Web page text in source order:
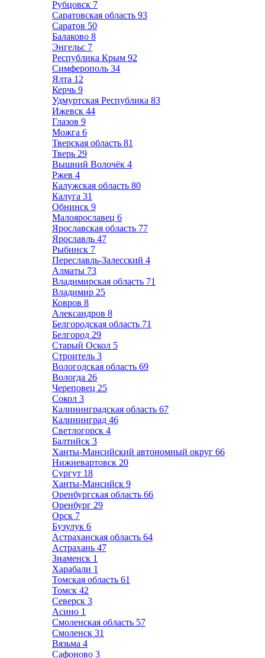
Рубцовск 7
Саратовская область 93
Саратов 50
Балаково 8
Энгельс 7
Республика Крым 92
Симферополь 34
Ялта 12
Керчь 9
Удмуртская Республика 83
Ижевск 44
Глазов 9
Можга 6
Тверская область 81
Тверь 29
Вышний Волочёк 4
Ржев 4
Калужская область 80
Калуга 31
Обнинск 9
Малоярославец 6
Ярославская область 77
Ярославль 47
Рыбинск 7
Переславль-Залесский 4
Алматы 73
Владимирская область 71
Владимир 25
Ковров 8
Александров 8
Белгородская область 71
Белгород 29
Старый Оскол 5
Строитель 3
Вологодская область 69
Вологда 26
Череповец 25
Сокол 3
Калининградская область 67
Калининград 46
Светлогорск 4
Балтийск 3
Ханты-Мансийский автономный округ 66
Нижневартовск 20
Сургут 18
Ханты-Мансийск 9
Оренбургская область 66
Оренбург 29
Орск 7
Бузулук 6
Астраханская область 64
Астрахань 47
Знаменск 1
Харабали 1
Томская область 61
Томск 42
Северск 3
Асино 1
Смоленская область 57
Смоленск 31
Вязьма 4
Сафоново 3